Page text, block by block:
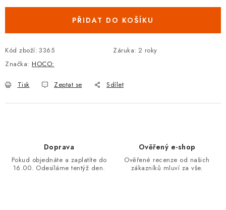
PŘIDAT DO KOŠÍKU
Kód zboží: 3365 Záruka: 2 roky
Značka: HOCO:
Tisk Zeptat se Sdílet
Doprava
Pokud objednáte a zaplatíte do
16.00. Odesíláme tentýž den.
Ověřený e-shop
Ověřené recenze od našich
zákazníků mluví za vše.